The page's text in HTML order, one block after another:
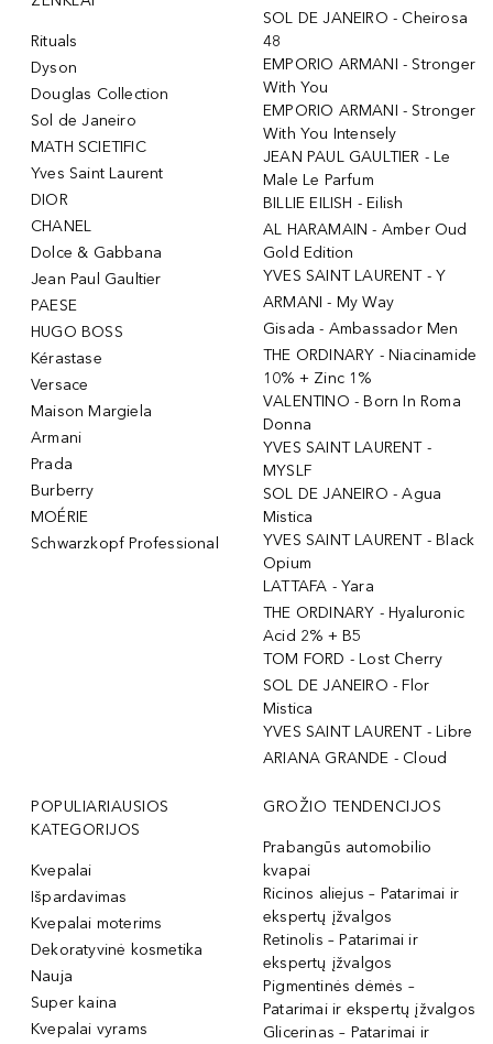
Rituals
Dyson
Douglas Collection
Sol de Janeiro
MATH SCIETIFIC
Yves Saint Laurent
DIOR
CHANEL
Dolce & Gabbana
Jean Paul Gaultier
PAESE
HUGO BOSS
Kérastase
Versace
Maison Margiela
Armani
Prada
Burberry
MOÉRIE
Schwarzkopf Professional
SOL DE JANEIRO - Cheirosa
48
EMPORIO ARMANI - Stronger
With You
EMPORIO ARMANI - Stronger
With You Intensely
JEAN PAUL GAULTIER - Le
Male Le Parfum
BILLIE EILISH - Eilish
AL HARAMAIN - Amber Oud
Gold Edition
YVES SAINT LAURENT - Y
ARMANI - My Way
Gisada - Ambassador Men
THE ORDINARY - Niacinamide
10% + Zinc 1%
VALENTINO - Born In Roma
Donna
YVES SAINT LAURENT -
MYSLF
SOL DE JANEIRO - Agua
Mistica
YVES SAINT LAURENT - Black
Opium
LATTAFA - Yara
THE ORDINARY - Hyaluronic
Acid 2% + B5
TOM FORD - Lost Cherry
SOL DE JANEIRO - Flor
Mistica
YVES SAINT LAURENT - Libre
ARIANA GRANDE - Cloud
POPULIARIAUSIOS
KATEGORIJOS
Kvepalai
Išpardavimas
Kvepalai moterims
Dekoratyvinė kosmetika
Nauja
Super kaina
Kvepalai vyrams
GROŽIO TENDENCIJOS
Prabangūs automobilio
kvapai
Ricinos aliejus – Patarimai ir
ekspertų įžvalgos
Retinolis – Patarimai ir
ekspertų įžvalgos
Pigmentinės dėmės –
Patarimai ir ekspertų įžvalgos
Glicerinas – Patarimai ir